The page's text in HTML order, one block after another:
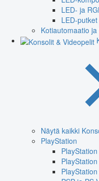
LED- ja
LED-putket
Kotiautomaatio
Näytä kaikki
PlayStation
PlayStation